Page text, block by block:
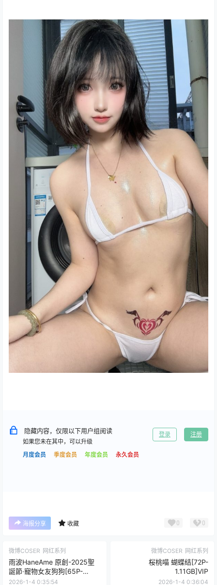
隐藏内容，仅限以下用户组阅读
如果您未在其中，可以升级
月度会员
季度会员 年度会员 永久会员
登录 注册
海报分享 收藏 0 0
微博COSER 网红系列
雨波HaneAme 原創-2025聖
誕節·寵物女友狗狗[65P-
442MB]
2026-1-4 0:35:54
微博COSER 网红系列
桜桃喵 蝴蝶结[72P-
1.11GB]VIP
2026-1-4 0:36:04